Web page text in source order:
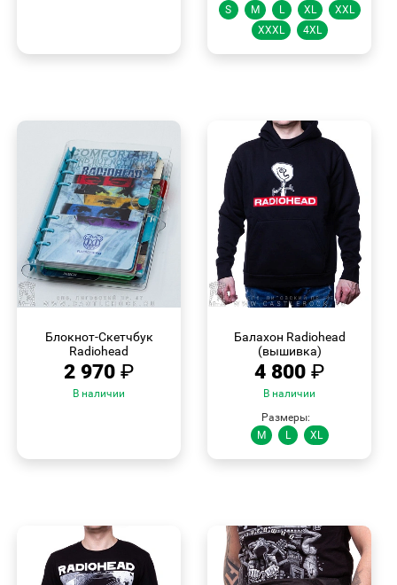
S
M L XL
XXL
XXXL
4XL
Блокнот-Скетчбук
Radiohead
2 970 ₽
В наличии
Балахон Radiohead
(вышивка)
4 800 ₽
В наличии
Размеры:
M
L XL